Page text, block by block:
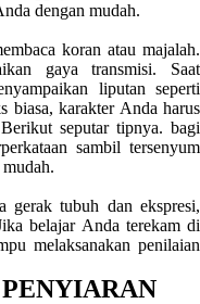
dengan mudah.
koran atau majalah.
gaya transmisi. Saat
liputan seperti
biasa, karakter Anda harus
seputar tipnya. bagi
sambil tersenyum
gerak tubuh dan ekspresi,
belajar Anda terekam di
melaksanakan penilaian